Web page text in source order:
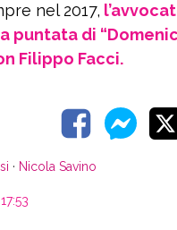
nel 2017,
puntata di
Filippo Facci.
· Nicola Savino